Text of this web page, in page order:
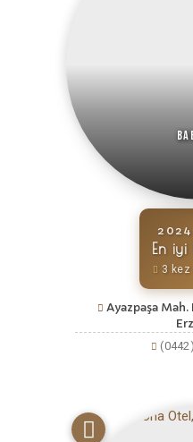
En iyi
3
Ayazpaşa Mah.